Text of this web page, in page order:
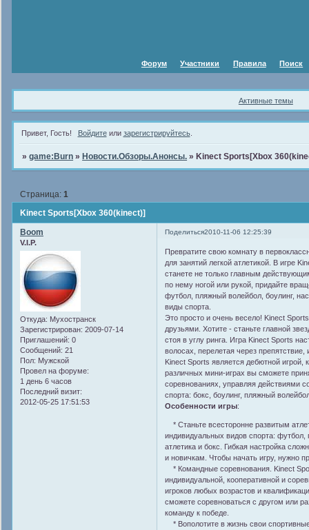
Форум Участники Правила Поиск
Активные темы
Привет, Гость! Войдитеили зарегистрируйтесь.
»game:Burn » Новости.Обзоры.Анонсы. » Kinect Sports[Xbox
Kinect Sports[Xbox 360(kinect)]
Страница:1
Поделиться2010-11-06 12:25:39
Boom
V.I.P.
Откуда: Мухостранск
Зарегистрирован: 2009-07-14
Приглашений: 0
Сообщений: 21
Пол: Мужской
Провел на форуме:
1 день 6 часов
Последний визит:
2012-05-25 17:51:53
Превратите свою комнату в
для занятий легкой атлетикой. В игре
станете не только главным
по нему ногой или рукой, придайте
футбол, пляжный волейбол, боулинг,
виды спорта.
Это просто и очень весело! Kinect
друзьями. Хотите - станьте главной
стоя в углу ринга. Игра Kinect Sports
волосах, перелетая через
Kinect Sports является дебютной игрой,
различных мини-играх вы сможете
соревнованиях, управляя действиями
спорта: бокс, боулинг, пляжный
Особенности игры:
* Станьте всесторонне развитым
индивидуальных видов спорта: футбол,
атлетика и бокс. Гибкая настройка
и новичкам. Чтобы начать игру, нужно
* Командные соревнования. Kinect
индивидуальной, кооперативной и
игроков любых возрастов и
сможете соревноваться с другом или
команду к победе.
* Вополотите в жизнь свои